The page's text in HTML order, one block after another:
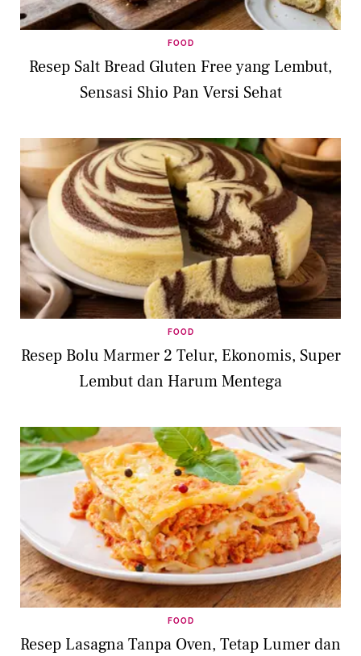
FOOD
Resep Salt Bread Gluten Free yang Lembut,
Sensasi Shio Pan Versi Sehat
FOOD
Resep Bolu Marmer 2 Telur, Ekonomis, Super
Lembut dan Harum Mentega
FOOD
Resep Lasagna Tanpa Oven, Tetap Lumer dan